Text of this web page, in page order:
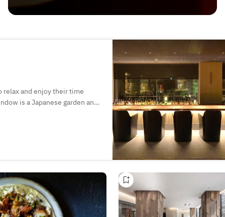
relax and enjoy their time
is a Japanese garden and